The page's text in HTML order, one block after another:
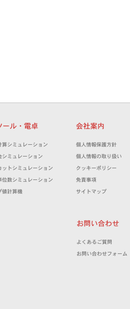
ール・電卓
算シミュレーション
シミュレーション
ットシミュレーション
位数シミュレーション
値計算機
会社案内
個人情報保護方針
個人情報の取り扱い
クッキーポリシー
免責事項
サイトマップ
お問い合わせ
よくあるご質問
お問い合わせフォーム